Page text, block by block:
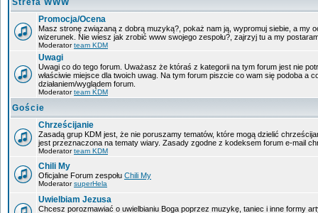
Strefa WWW
Promocja/Ocena
Masz stronę związaną z dobrą muzyką?, pokaż nam ją, wypromuj siebie, a my
wizerunek. Nie wiesz jak zrobić www swojego zespołu?, zajrzyj tu a my
Moderatorteam KDM
Uwagi
Uwagi co do tego forum. Uważasz że któraś z kategorii na tym forum jest nie
właściwie miejsce dla twoich uwag. Na tym forum piszcie co wam się podoba a
działaniem/wyglądem forum.
Moderatorteam KDM
Goście
Chrześcijanie
Zasadą grup KDM jest, że nie poruszamy tematów, które mogą dzielić
jest przeznaczona na tematy wiary. Zasady zgodne z kodeksem forum e-mail
Moderatorteam KDM
Chili My
Oficjalne Forum zespołu Chili My
ModeratorsuperHela
Uwielbiam Jezusa
Chcesz porozmawiać o uwielbianiu Boga poprzez muzykę, taniec i inne formy